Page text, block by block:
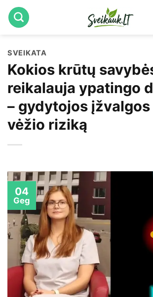
Skip
to
SVEIKATA
Kokios krūtų
reikalauja ypatingo
– gydytojos įžvalgos
vėžio riziką
04
Geg